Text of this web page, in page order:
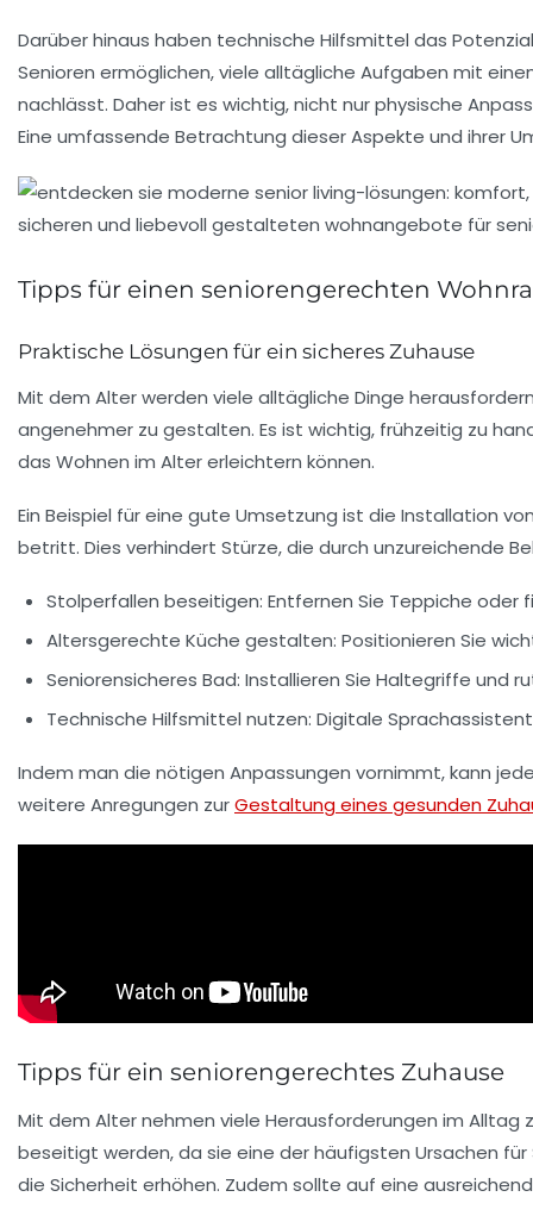
Darüber hinaus haben technische Hilfsmittel das
Senioren ermöglichen, viele alltägliche Aufgaben mit
nachlässt. Daher ist es wichtig, nicht nur physische
Eine umfassende Betrachtung dieser Aspekte und ihrer
Tipps für einen seniorengerechten
Praktische Lösungen für ein sicheres Zuhause
Mit dem Alter werden viele alltägliche Dinge
angenehmer zu gestalten. Es ist wichtig, frühzeitig zu
das Wohnen im Alter erleichtern können.
Ein Beispiel für eine gute Umsetzung ist die Installation
betritt. Dies verhindert Stürze, die durch unzureichende
Stolperfallen beseitigen: Entfernen Sie Teppiche oder
Altersgerechte Küche gestalten: Positionieren Sie
Seniorensicheres Bad: Installieren Sie Haltegriffe und
Technische Hilfsmittel nutzen: Digitale
Indem man die nötigen Anpassungen vornimmt, kann
weitere Anregungen zurGestaltung eines gesunden
Tipps für ein seniorengerechtes Zuhause
Mit dem Alter nehmen viele Herausforderungen im
beseitigt werden, da sie eine der häufigsten Ursachen
die Sicherheit erhöhen. Zudem sollte auf eine